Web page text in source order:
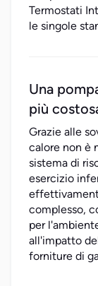
Termostati
le singole
Una
più
Grazie alle
calore non è
sistema di
esercizio
complesso,
per
all'impatto
forniture di